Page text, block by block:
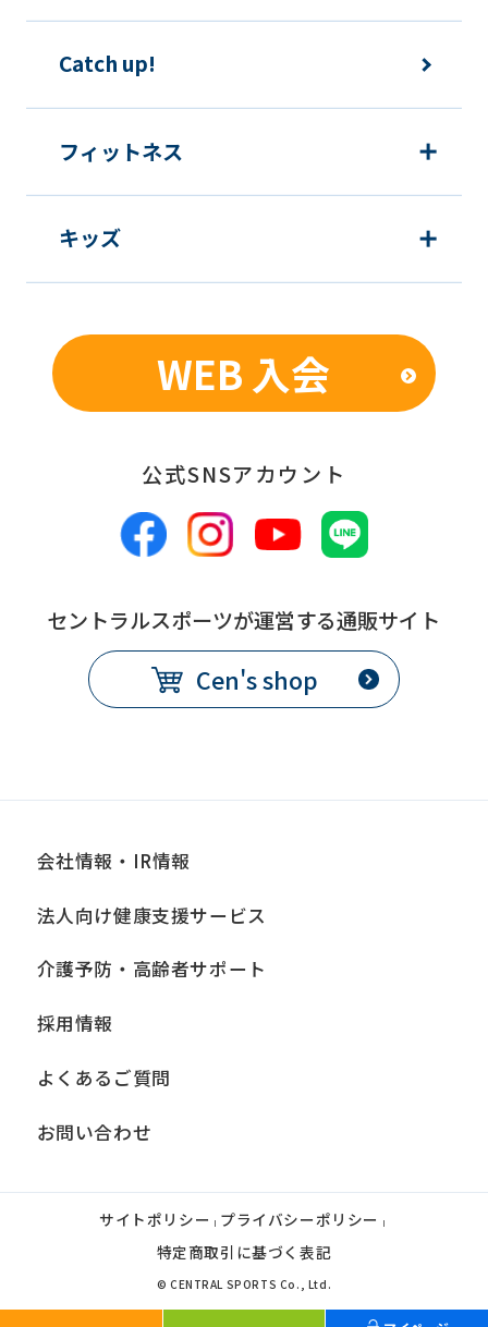
Catch up!
フィットネス
キッズ
WEB 入会
公式SNSアカウント
セントラルスポーツが運営する通販サイト
Cen's shop
会社情報・IR情報
法人向け健康支援サービス
介護予防・高齢者サポート
採用情報
よくあるご質問
お問い合わせ
サイトポリシー | プライバシーポリシー |
特定商取引に基づく表記
© CENTRAL SPORTS Co., Ltd.